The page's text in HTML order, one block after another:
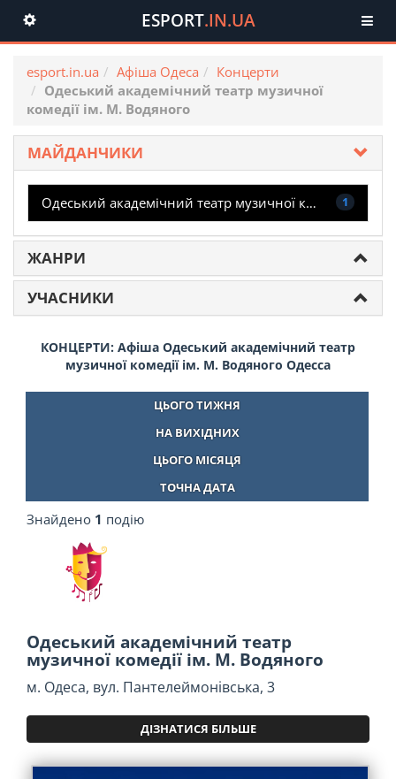
Toggle
navigation
ESPORT.IN.UA
esport.in.ua Афіша Одеса
Концерти
Одеський академічний театр музичної
комедії ім. М. Водяного
МАЙДАНЧИКИ
1
Одеський академічний театр музичної комедії ім. М. Водяного
ЖАНРИ
УЧАСНИКИ
КОНЦЕРТИ: Афіша Одеський академічний театр
музичної комедії ім. М. Водяного Одесса
ЦЬОГО ТИЖНЯ
НА ВИХІДНИХ
ЦЬОГО МІСЯЦЯ
ТОЧНА ДАТА
Знайдено 1 подію
Одеський академічний театр
музичної комедії ім. М. Водяного
м. Одеса, вул. Пантелеймонівська, 3
ДІЗНАТИСЯ БІЛЬШЕ